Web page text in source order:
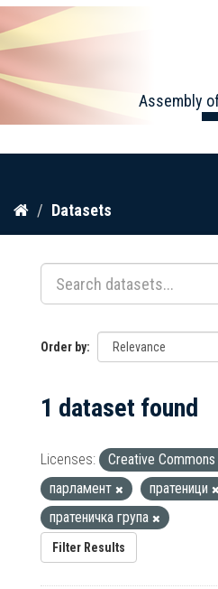
Skip
content
Assembly
Datasets
Order by
1 dataset found
Licenses: Creative
парламент
пратеници
пратеничка група
Filter Results